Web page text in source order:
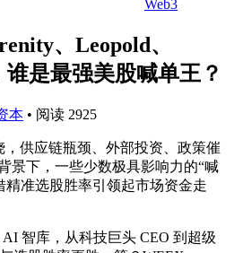
Web3
、Leopold、
是最强美股喊单王？
本 • 阅读 2925
供应链瓶颈、外部投资、政策催
景下，一些少数极具影响力的“喊
精准选股胜率引领起市场资金走
智库，从科技巨头 CEO 到超级